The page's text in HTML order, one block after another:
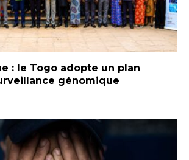
: le Togo adopte un plan
génomique